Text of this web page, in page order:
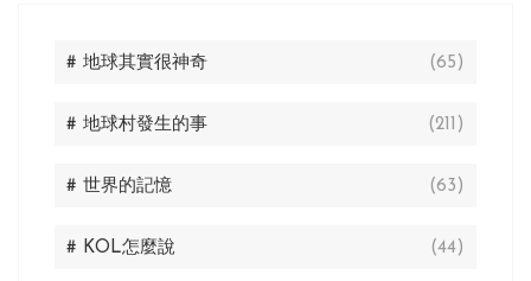
# 地球其實很神奇 (65)
# 地球村發生的事 (211)
# 世界的記憶 (63)
# KOL怎麼說 (44)